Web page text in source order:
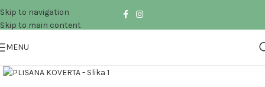
Skip to navigation
Skip to main content
MENU